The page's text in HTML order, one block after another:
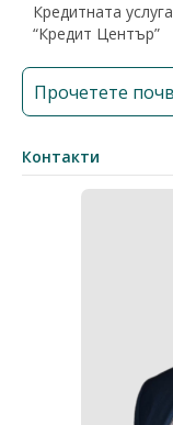
Кредитната
“Кредит Център”
Прочетете
Контакти